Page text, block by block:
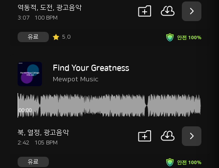
역동적, 도전, 광고음악
3:07 100 BPM
안전 100%
유료 5.0
Find Your Greatness
Mewpot Music
북, 열정, 광고음악
2:42 105 BPM
안전 100%
유료